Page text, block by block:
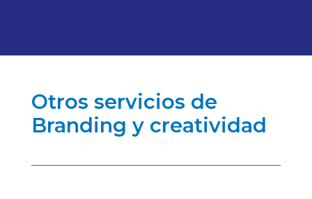
Otros servicios de
Branding y creatividad